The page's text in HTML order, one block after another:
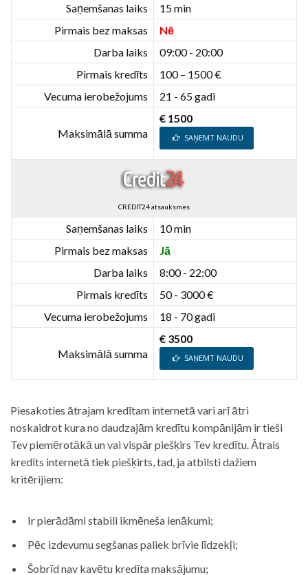
Saņemšanas laiks
15 min
Pirmais bez maksas
Nē
Darba laiks
09:00 - 20:00
Pirmais kredīts
100 – 1500 €
Vecuma ierobežojums
21 - 65 gadi
Maksimālā summa
€ 1500
SAŅEMT NAUDU
CREDIT24 atsauksmes
Saņemšanas laiks
10 min
Pirmais bez maksas
Jā
Darba laiks
8:00 - 22:00
Pirmais kredīts
50 - 3000 €
Vecuma ierobežojums
18 - 70 gadi
Maksimālā summa
€ 3500
SAŅEMT NAUDU
Piesakoties ātrajam kredītam internetā vari arī ātri
noskaidrot kura no daudzajām kredītu kompānijām ir tieši
Tev piemērotākā un vai vispār piešķirs Tev kredītu. Ātrais
kredīts internetā tiek piešķirts, tad, ja atbilsti dažiem
kritērijiem:
Ir pierādāmi stabili ikmēneša ienākumi;
Pēc izdevumu segšanas paliek brīvie līdzekļi;
Šobrīd nav kavētu kredīta maksājumu;